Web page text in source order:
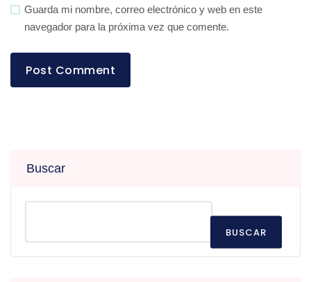
Guarda mi nombre, correo electrónico y web en este
navegador para la próxima vez que comente.
Buscar
BUSCAR